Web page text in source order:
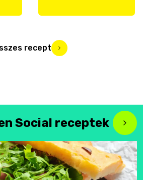
recept
Social receptek